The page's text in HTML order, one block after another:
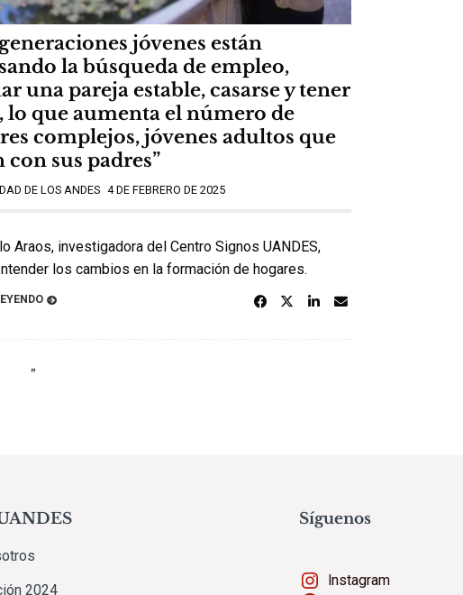
jóvenes están
la búsqueda de empleo,
una pareja estable, casarse y tener
lo que aumenta el número de
complejos, jóvenes adultos que
con sus padres”
DE LOS ANDES 4 DE FEBRERO DE 2025
Araos, investigadora del Centro Signos UANDES,
los cambios en la formación de hogares.
"
2024
Síguenos
Instagram